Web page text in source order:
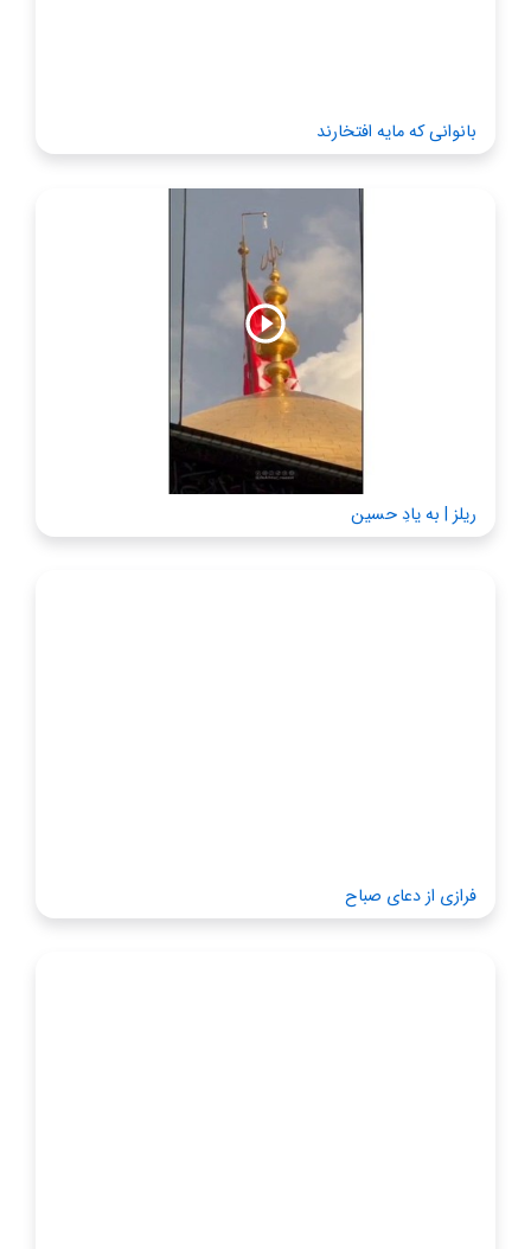
بانوانی که مایه افتخارند
ریلز | به یادِ حسین
فرازی از دعای صباح